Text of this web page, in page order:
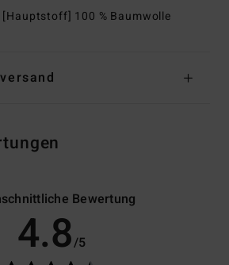
[Hauptstoff] 100 % Baumwolle
Bewertung
4.8/5